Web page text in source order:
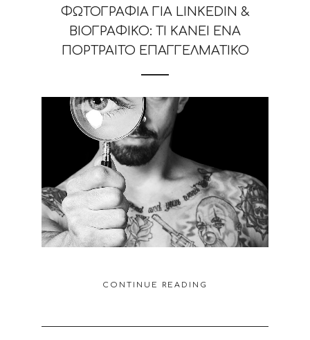
ΦΩΤΟΓΡΑΦΊΑ ΓΙΑ LINKEDIN &
ΒΙΟΓΡΑΦΙΚΌ: ΤΙ ΚΆΝΕΙ ΈΝΑ
ΠΟΡΤΡΑΊΤΟ ΕΠΑΓΓΕΛΜΑΤΙΚΌ
CONTINUE READING